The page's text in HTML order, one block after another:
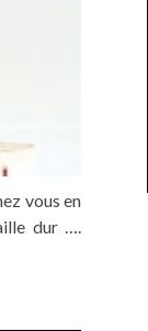
vous en
dur ….